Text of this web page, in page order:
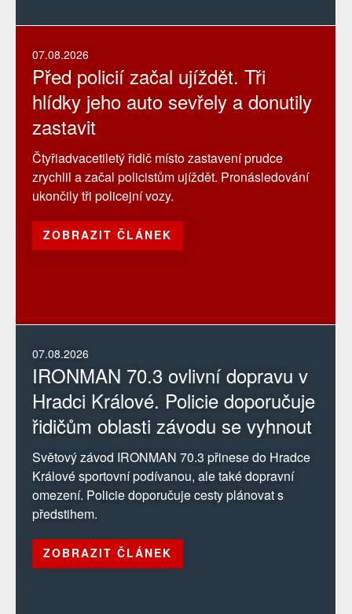
07.08.2026
IRONMAN 70.3 ovlivní dopravu v
Hradci Králové. Policie doporučuje
řidičům oblasti závodu se vyhnout
Světový závod IRONMAN 70.3 přinese do Hradce
Králové sportovní podívanou, ale také dopravní
omezení. Policie doporučuje cesty plánovat s
předstihem.
ZOBRAZIT ČLÁNEK
07.08.2026
Před policií začal ujíždět. Tři
hlídky jeho auto sevřely a donutily
zastavit
Čtyřiadvacetiletý řidič místo zastavení prudce
zrychlil a začal policistům ujíždět. Pronásledování
ukončily tři policejní vozy.
ZOBRAZIT ČLÁNEK